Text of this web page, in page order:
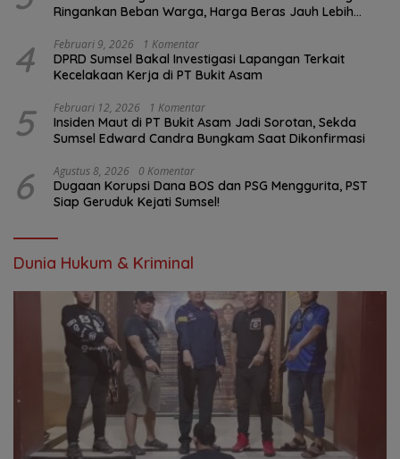
Ringankan Beban Warga, Harga Beras Jauh Lebih
4 Februari 9, 2026 1 Komentar
DPRD Sumsel Bakal Investigasi Lapangan Terkait
Kecelakaan Kerja di PT Bukit Asam
5 Februari 12, 2026 1 Komentar
Insiden Maut di PT Bukit Asam Jadi Sorotan, Sekda
Sumsel Edward Candra Bungkam Saat Dikonfirmasi
6 Agustus 8, 2026 0 Komentar
Dugaan Korupsi Dana BOS dan PSG Menggurita, PST
Siap Geruduk Kejati Sumsel!
Dunia Hukum & Kriminal